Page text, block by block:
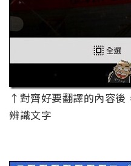
↑對齊好要翻譯的內容後
辨識文字